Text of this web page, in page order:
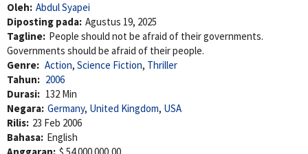
Oleh: Abdul Syapei
Diposting pada: Agustus 19, 2025
Tagline: People should not be afraid of their governments.
Governments should be afraid of their people.
Genre: Action, Science Fiction, Thriller
Tahun: 2006
Durasi: 132 Min
Negara: Germany, United Kingdom, USA
Rilis: 23 Feb 2006
Bahasa: English